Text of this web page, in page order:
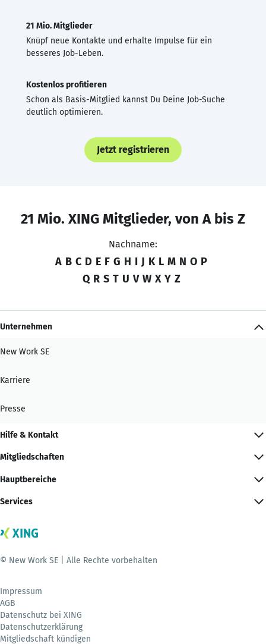
21 Mio. Mitglieder
Knüpf neue Kontakte und erhalte Impulse für ein
besseres Job-Leben.
Kostenlos profitieren
Schon als Basis-Mitglied kannst Du Deine Job-Suche
deutlich optimieren.
Jetzt registrieren
21 Mio. XING Mitglieder, von A bis Z
Nachname:
A B C D E F G H I J K L M N O P
Q R S T U V W X Y Z
Unternehmen
New Work SE
Karriere
Presse
Hilfe & Kontakt
Mitgliedschaften
Hauptbereiche
Services
© New Work SE | Alle Rechte vorbehalten
Impressum
AGB
Datenschutz bei XING
Datenschutzerklärung
Mitgliedschaft kündigen